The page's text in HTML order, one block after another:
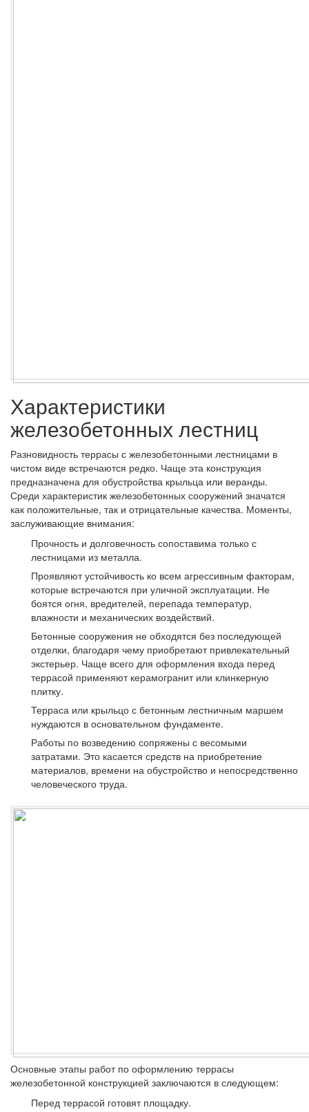
Характеристики
железобетонных лестниц
Разновидность террасы с железобетонными лестницами в
чистом виде встречаются редко. Чаще эта конструкция
предназначена для обустройства крыльца или веранды.
Среди характеристик железобетонных сооружений значатся
как положительные, так и отрицательные качества. Моменты,
заслуживающие внимания:
Прочность и долговечность сопоставима только с
лестницами из металла.
Проявляют устойчивость ко всем агрессивным факторам,
которые встречаются при уличной эксплуатации. Не
боятся огня, вредителей, перепада температур,
влажности и механических воздействий.
Бетонные сооружения не обходятся без последующей
отделки, благодаря чему приобретают привлекательный
экстерьер. Чаще всего для оформления входа перед
террасой применяют керамогранит или клинкерную
плитку.
Терраса или крыльцо с бетонным лестничным маршем
нуждаются в основательном фундаменте.
Работы по возведению сопряжены с весомыми
затратами. Это касается средств на приобретение
материалов, времени на обустройство и непосредственно
человеческого труда.
Основные этапы работ по оформлению террасы
железобетонной конструкцией заключаются в следующем:
Перед террасой готовят площадку.